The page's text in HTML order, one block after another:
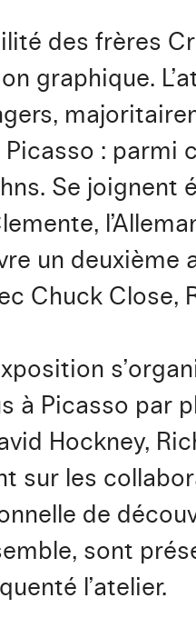
des frères
graphique.
: parmi
Se
un deuxième
Chuck Close,
à Picasso par
Hockney,
sur les
de
sont
l’atelier.